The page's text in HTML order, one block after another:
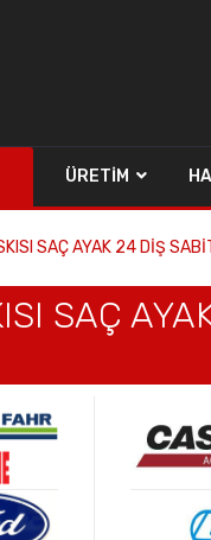
ÜRETIM
SAÇ AYAK 24 DİŞ
SAÇ